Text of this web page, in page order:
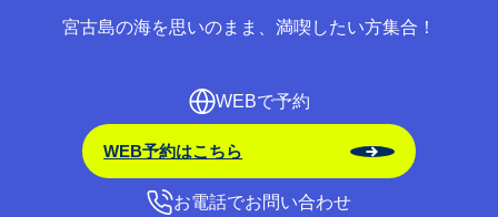
宮古島の海を思いのまま、満喫したい方集合！
WEBで予約
WEB予約はこちら
お電話でお問い合わせ